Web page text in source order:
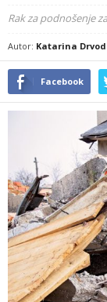
Rak za podnošenje
Autor: Katarina
Facebook